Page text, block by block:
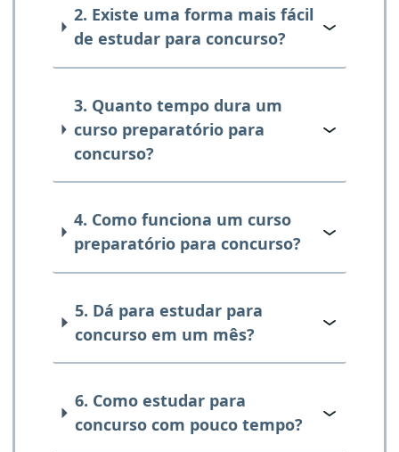
2. Existe uma forma mais fácil
de estudar para concurso?
3. Quanto tempo dura um
curso preparatório para
concurso?
4. Como funciona um curso
preparatório para concurso?
5. Dá para estudar para
concurso em um mês?
6. Como estudar para
concurso com pouco tempo?